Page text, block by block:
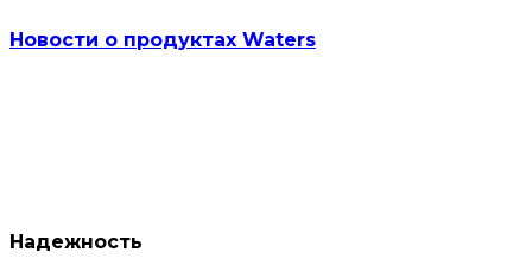
Новости о продуктах Waters
Надежность